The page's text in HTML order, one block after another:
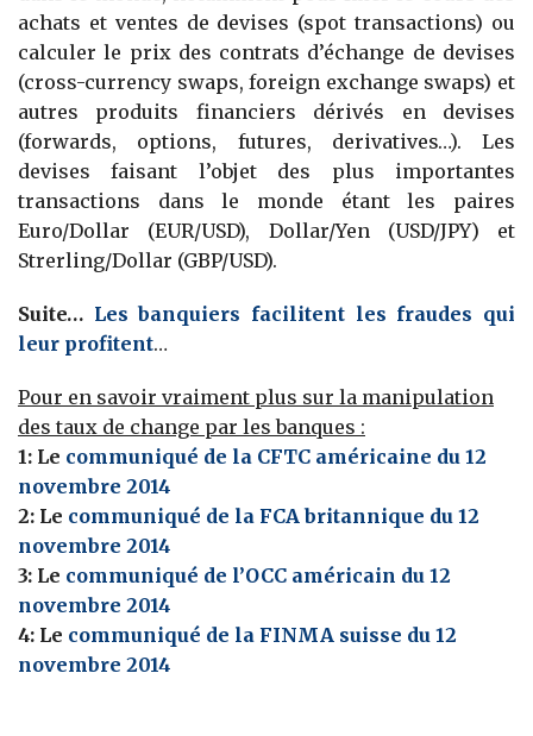
achats et ventes de devises (spot transactions) ou
calculer le prix des contrats d’échange de devises
(cross-currency swaps, foreign exchange swaps) et
autres produits financiers dérivés en devises
(forwards, options, futures, derivatives…). Les
devises faisant l’objet des plus importantes
transactions dans le monde étant les paires
Euro/Dollar (EUR/USD), Dollar/Yen (USD/JPY) et
Strerling/Dollar (GBP/USD).
Suite… Les banquiers facilitent les fraudes qui
leur profitent…
Pour en savoir vraiment plus sur la manipulation
des taux de change par les banques :
1: Le communiqué de la CFTC américaine du 12
novembre 2014
2: Le communiqué de la FCA britannique du 12
novembre 2014
3: Le communiqué de l’OCC américain du 12
novembre 2014
4: Le communiqué de la FINMA suisse du 12
novembre 2014